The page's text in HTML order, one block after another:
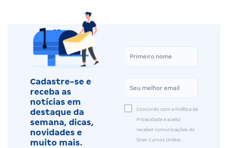
Cadastre-se e
receba as
notícias em
destaque da
semana, dicas,
novidades e
muito mais.
Concordo com a Política de
Privacidade e aceito
receber comunicações do
Gran Cursos Online.